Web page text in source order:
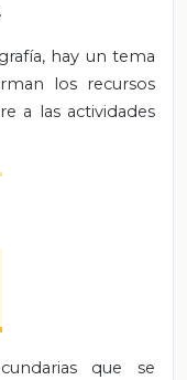
hay un tema
los recursos
a las actividades
que se